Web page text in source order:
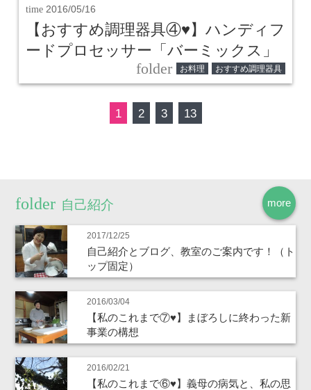
time 2016/05/16
【おすすめ調理器具④♥】ハンディフ
ードプロセッサー「バーミックス」
folder お料理 おすすめ調理器具
1 2 3 13
more
自己紹介
2017/12/25
自己紹介とブログ、教室のご案内です！（ト
ップ固定）
2016/03/04
【私のこれまで⑦♥】まぼろしに終わった新
事業の構想
2016/02/21
【私のこれまで⑥♥】義母の病気と、私の思